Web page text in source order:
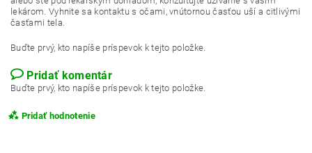
lekárom. Vyhnite sa kontaktu s očami, vnútornou časťou uší a citlivými
časťami tela.
Buďte prvý, kto napíše príspevok k tejto položke.
Pridať komentár
Buďte prvý, kto napíše príspevok k tejto položke.
Pridať hodnotenie